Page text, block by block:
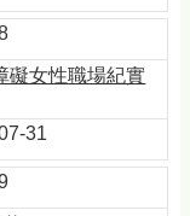
礙女性職場紀實
31